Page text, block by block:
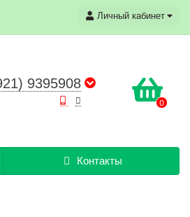
Личный кабинет
9395908
0
Контакты